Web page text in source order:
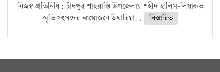
নিজস্ব প্রতিনিধি: চাঁদপুর শাহরাস্তি উপজেলায় শহীদ হালিম-লিয়াকত
স্মৃতি সংসদের আয়োজনে উঘারিয়া...
বিস্তারিত